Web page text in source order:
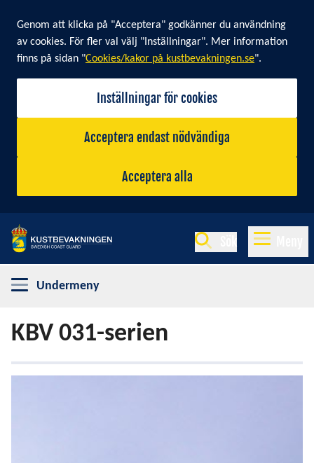
Cookie banner
Genom att klicka på "Acceptera" godkänner du användning
av cookies. För fler val välj "Inställningar". Mer information
finns på sidan "Cookies/kakor på kustbevakningen.se".
Inställningar för cookies
Acceptera endast nödvändiga
Acceptera alla
Undermeny
KBV 031-serien